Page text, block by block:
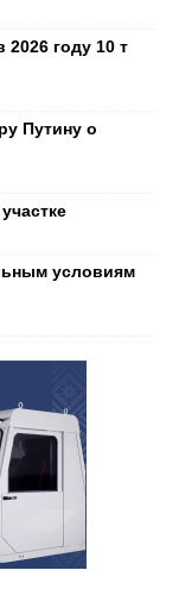
году 10 т
Путину о
условиям